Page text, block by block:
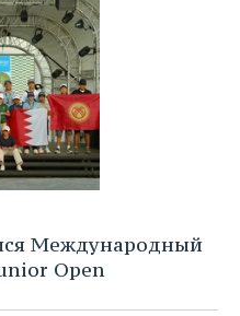
Международный
Open